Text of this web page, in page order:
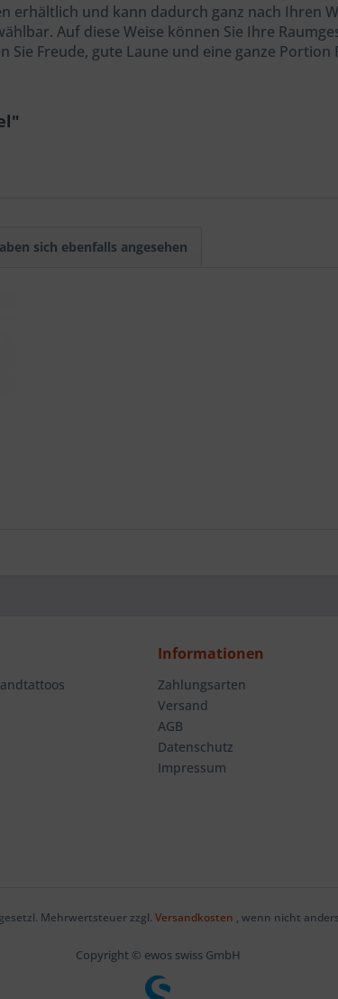
erhältlich und kann dadurch ganz nach Ihren
Auf diese Weise können Sie Ihre
Freude, gute Laune und eine ganze
sich ebenfalls angesehen
Informationen
Zahlungsarten
Versand
AGB
Datenschutz
Impressum
Mehrwertsteuer zzgl. Versandkosten , wenn nicht
Copyright © ewos swiss GmbH